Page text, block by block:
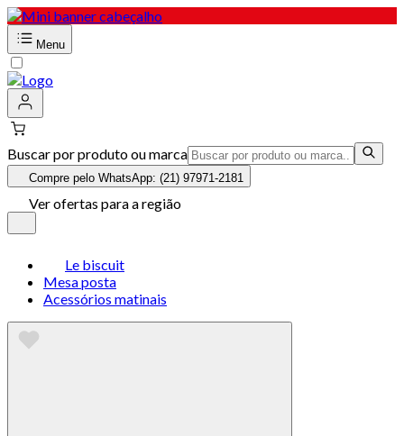
Menu
Buscar por produto ou marca
Compre pelo WhatsApp: (21) 97971-2181
Ver ofertas para a região
Le biscuit
Mesa posta
Acessórios matinais